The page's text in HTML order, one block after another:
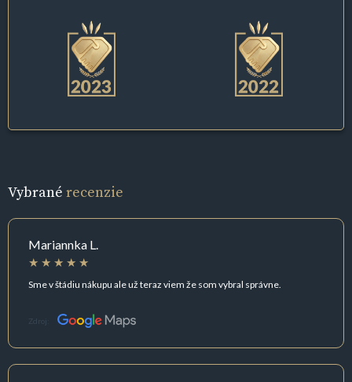
Vybrané recenzie
Mariannka L.
Sme v štádiu nákupu ale už teraz viem že som vybral správne.
Zdroj: